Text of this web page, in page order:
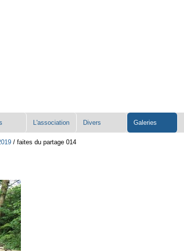
L'association Divers Galeries
/faites du partage 014